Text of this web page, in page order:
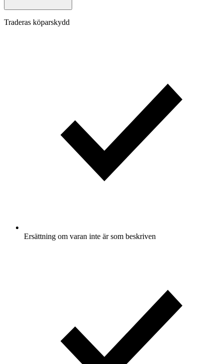
Traderas köparskydd
Ersättning om varan inte är som beskriven